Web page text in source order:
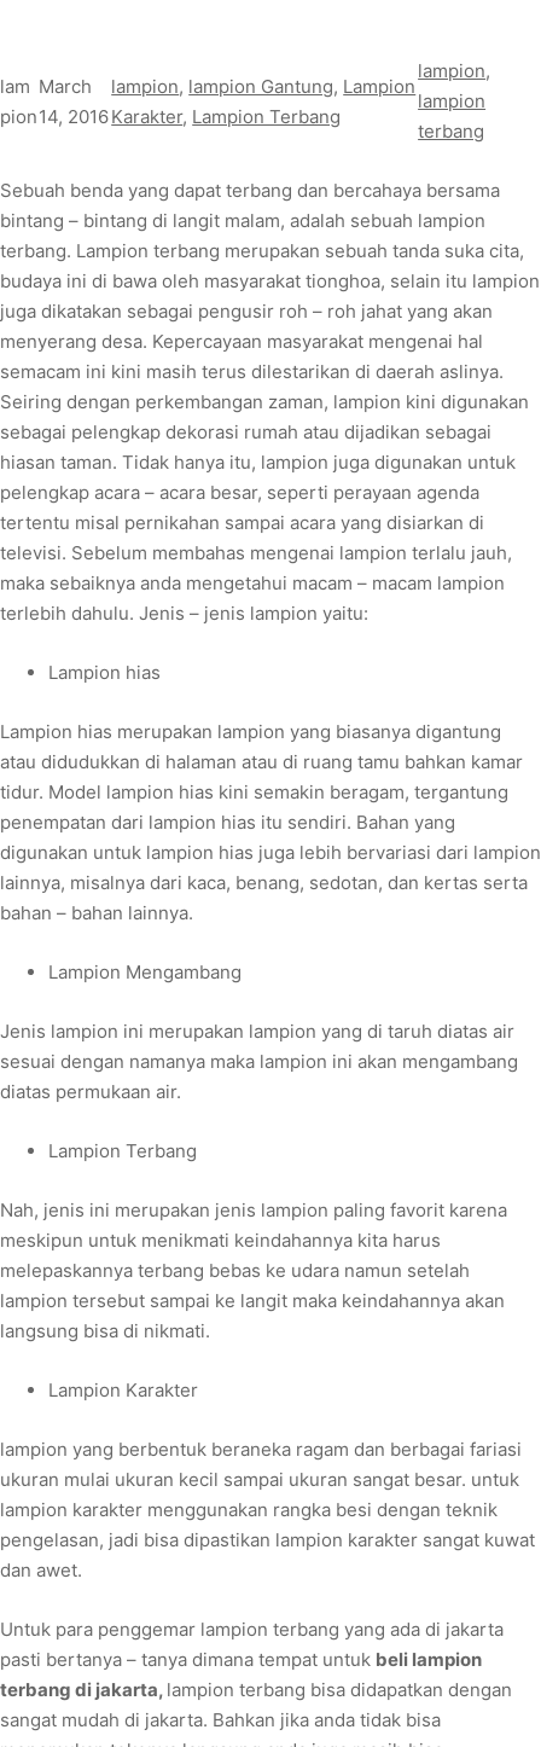
lam
pion
March
14, 2016
lampion, lampion Gantung, Lampion
Karakter, Lampion Terbang
lampion
lampion
terbang
Sebuah benda yang dapat terbang dan bercahaya bersama
bintang – bintang di langit malam, adalah sebuah lampion
terbang. Lampion terbang merupakan sebuah tanda suka cita,
budaya ini di bawa oleh masyarakat tionghoa, selain itu lampion
juga dikatakan sebagai pengusir roh – roh jahat yang akan
menyerang desa. Kepercayaan masyarakat mengenai hal
semacam ini kini masih terus dilestarikan di daerah aslinya.
Seiring dengan perkembangan zaman, lampion kini digunakan
sebagai pelengkap dekorasi rumah atau dijadikan sebagai
hiasan taman. Tidak hanya itu, lampion juga digunakan untuk
pelengkap acara – acara besar, seperti perayaan agenda
tertentu misal pernikahan sampai acara yang disiarkan di
televisi. Sebelum membahas mengenai lampion terlalu jauh,
maka sebaiknya anda mengetahui macam – macam lampion
terlebih dahulu. Jenis – jenis lampion yaitu:
Lampion hias
Lampion hias merupakan lampion yang biasanya digantung
atau didudukkan di halaman atau di ruang tamu bahkan kamar
tidur. Model lampion hias kini semakin beragam, tergantung
penempatan dari lampion hias itu sendiri. Bahan yang
digunakan untuk lampion hias juga lebih bervariasi dari lampion
lainnya, misalnya dari kaca, benang, sedotan, dan kertas serta
bahan – bahan lainnya.
Lampion Mengambang
Jenis lampion ini merupakan lampion yang di taruh diatas air
sesuai dengan namanya maka lampion ini akan mengambang
diatas permukaan air.
Lampion Terbang
Nah, jenis ini merupakan jenis lampion paling favorit karena
meskipun untuk menikmati keindahannya kita harus
melepaskannya terbang bebas ke udara namun setelah
lampion tersebut sampai ke langit maka keindahannya akan
langsung bisa di nikmati.
Lampion Karakter
lampion yang berbentuk beraneka ragam dan berbagai fariasi
ukuran mulai ukuran kecil sampai ukuran sangat besar. untuk
lampion karakter menggunakan rangka besi dengan teknik
pengelasan, jadi bisa dipastikan lampion karakter sangat kuwat
dan awet.
Untuk para penggemar lampion terbang yang ada di jakarta
pasti bertanya – tanya dimana tempat untuk beli lampion
terbang di jakarta, lampion terbang bisa didapatkan dengan
sangat mudah di jakarta. Bahkan jika anda tidak bisa